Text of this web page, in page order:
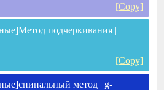
[Copy]
подчеркивания |
[Copy]
метод | g-